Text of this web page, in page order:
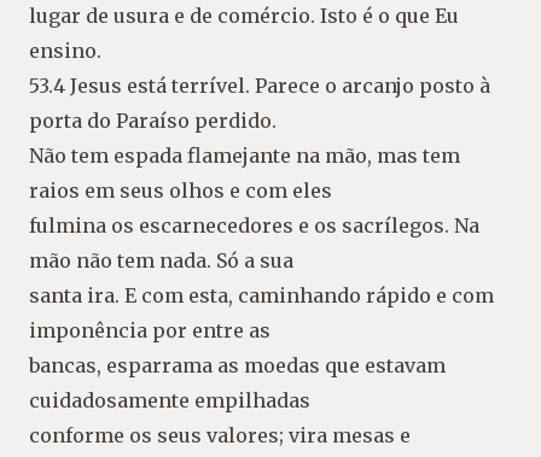
lugar de usura e de comércio. Isto é o que Eu
ensino.
53.4 Jesus está terrível. Parece o arcanjo posto à
porta do Paraíso perdido.
Não tem espada flamejante na mão, mas tem
raios em seus olhos e com eles
fulmina os escarnecedores e os sacrílegos. Na
mão não tem nada. Só a sua
santa ira. E com esta, caminhando rápido e com
imponência por entre as
bancas, esparrama as moedas que estavam
cuidadosamente empilhadas
conforme os seus valores; vira mesas e